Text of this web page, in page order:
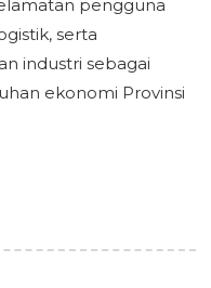
pengguna
serta
industri sebagai
ekonomi Provinsi